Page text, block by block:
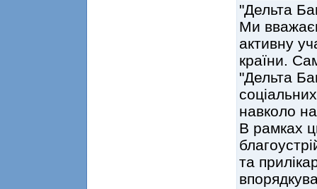
"Дельта
Ми
активну
країни.
"Дельта
навколо
В рамках
та